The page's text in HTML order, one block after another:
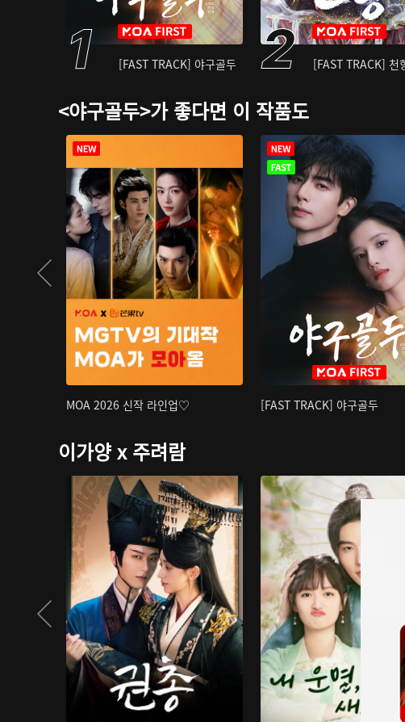
[FAST TRACK] 야구골두 [FAST TRACK] 천
<야구골두>가 좋다면 이 작품도
MOA 2026 신작 라인업♡ [FAST TRACK] 야구골두
이가양 x 주려람